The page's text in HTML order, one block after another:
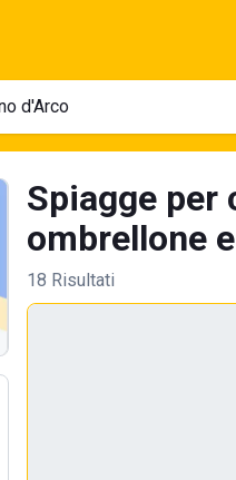
Spiagge per
ombrellone
18 Risultati